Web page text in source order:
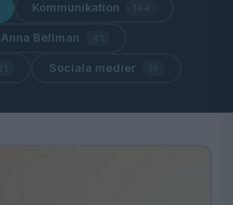
Kommunikation
Anna Bellman
Sociala medier